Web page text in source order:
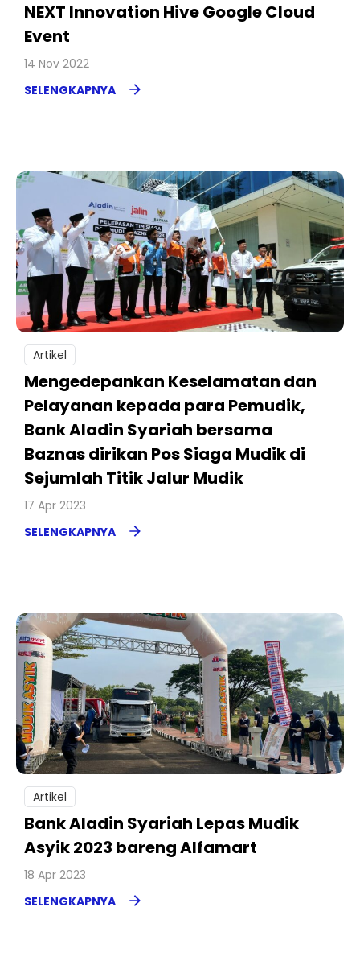
NEXT Innovation Hive Google Cloud
Event
14 Nov 2022
SELENGKAPNYA
Artikel
Mengedepankan Keselamatan dan
Pelayanan kepada para Pemudik,
Bank Aladin Syariah bersama
Baznas dirikan Pos Siaga Mudik di
Sejumlah Titik Jalur Mudik
17 Apr 2023
SELENGKAPNYA
Artikel
Bank Aladin Syariah Lepas Mudik
Asyik 2023 bareng Alfamart
18 Apr 2023
SELENGKAPNYA